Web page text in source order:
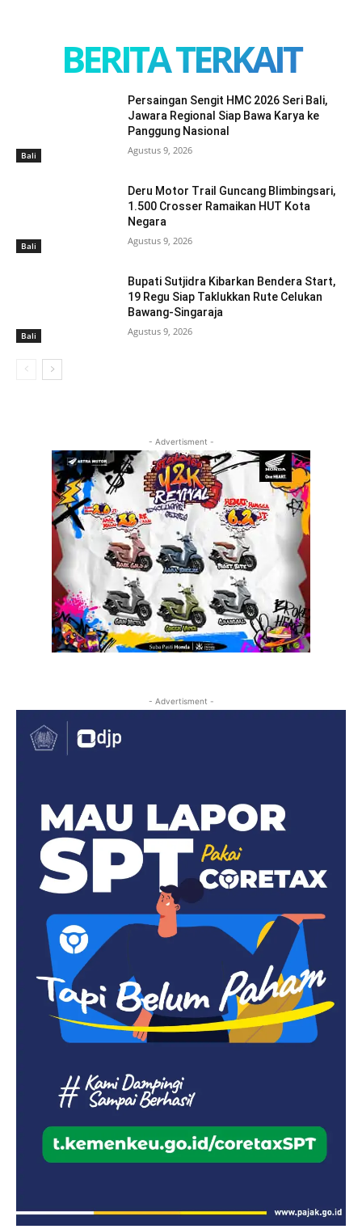
BERITA TERKAIT
Bali
Persaingan Sengit HMC 2026 Seri Bali,
Jawara Regional Siap Bawa Karya ke
Panggung Nasional
Agustus 9, 2026
Bali
Deru Motor Trail Guncang Blimbingsari,
1.500 Crosser Ramaikan HUT Kota
Negara
Agustus 9, 2026
Bali
Bupati Sutjidra Kibarkan Bendera Start,
19 Regu Siap Taklukkan Rute Celukan
Bawang-Singaraja
Agustus 9, 2026
- Advertisment -
- Advertisment -